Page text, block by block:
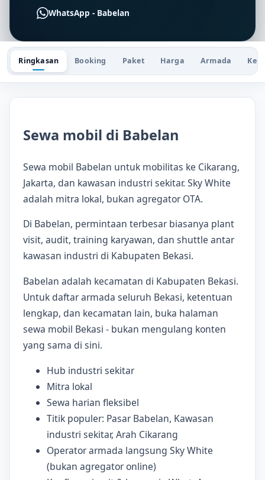
WhatsApp - Babelan
Ringkasan Booking Paket Harga Armada
Sewa mobil di Babelan
Sewa mobil Babelan untuk mobilitas ke Cikarang,
Jakarta, dan kawasan industri sekitar. Sky White
adalah mitra lokal, bukan agregator OTA.
Di Babelan, permintaan terbesar biasanya plant
visit, audit, training karyawan, dan shuttle antar
kawasan industri di Kabupaten Bekasi.
Babelan adalah kecamatan di Kabupaten Bekasi.
Untuk daftar armada seluruh Bekasi, ketentuan
lengkap, dan kecamatan lain, buka halaman
sewa mobil Bekasi - bukan mengulang konten
yang sama di sini.
Hub industri sekitar
Mitra lokal
Sewa harian fleksibel
Titik populer: Pasar Babelan, Kawasan
industri sekitar, Arah Cikarang
Operator armada langsung Sky White
(bukan agregator online)